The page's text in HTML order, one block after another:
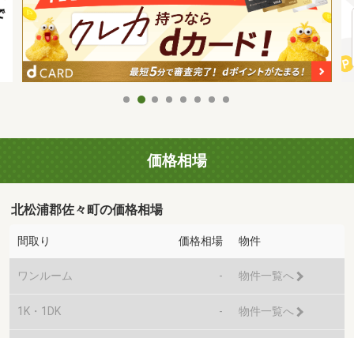
価格相場
北松浦郡佐々町の価格相場
間取り 価格相場 物件
ワンルーム - 物件一覧へ
1K・1DK - 物件一覧へ